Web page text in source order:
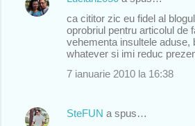
ca cititor zic eu fidel al
oprobriul pentru articolul de
vehementa insultele aduse,
whatever si imi reduc
7 ianuarie 2010 la 16:38
SteFUN a spus…